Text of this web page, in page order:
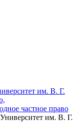
им. В. Г.
частное право